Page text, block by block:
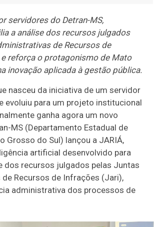
servidores do Detran-MS,
a análise dos recursos julgados
de Recursos de
reforça o protagonismo de Mato
inovação aplicada à gestão pública.
nasceu da iniciativa de um servidor
evoluiu para um projeto institucional
ganha agora um novo
MS (Departamento Estadual de
Grosso do Sul) lançou a JARIÁ,
artificial desenvolvido para
dos recursos julgados pelas Juntas
Recursos de Infrações (Jari),
administrativa dos processos de